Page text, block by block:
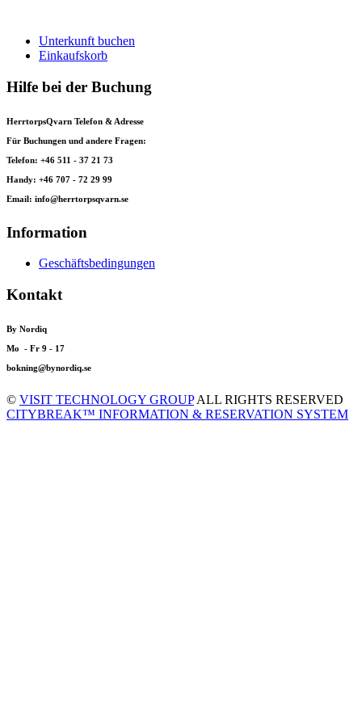
Unterkunft buchen
Einkaufskorb
Hilfe bei der Buchung
HerrtorpsQvarn Telefon & Adresse
Für Buchungen und andere Fragen:
Telefon: +46 511 - 37 21 73
Handy: +46 707 - 72 29 99
Email: info@herrtorpsqvarn.se
Information
Geschäftsbedingungen
Kontakt
By Nordiq
Mo - Fr 9 - 17
bokning@bynordiq.se
© VISIT TECHNOLOGY GROUPALL RIGHTS RESERVED
CITYBREAK™ INFORMATION & RESERVATION SYSTEM